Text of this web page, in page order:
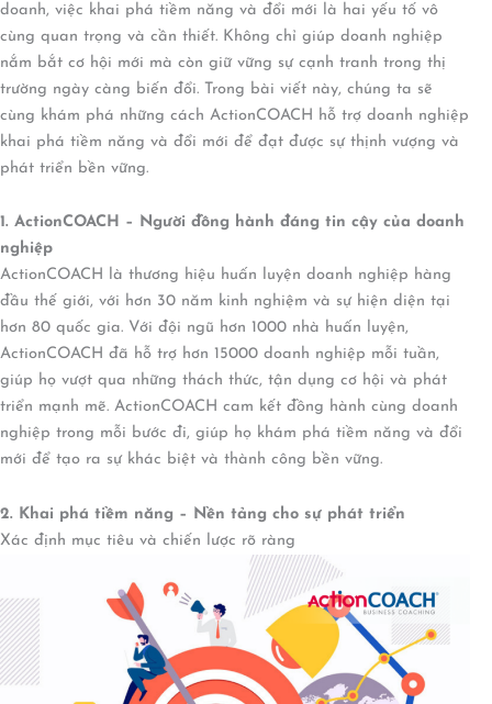
doanh, việc khai phá tiềm năng và đổi mới là hai yếu tố vô
cùng quan trọng và cần thiết. Không chỉ giúp doanh nghiệp
nắm bắt cơ hội mới mà còn giữ vững sự cạnh tranh trong thị
trường ngày càng biến đổi. Trong bài viết này, chúng ta sẽ
cùng khám phá những cách ActionCOACH hỗ trợ doanh nghiệp
khai phá tiềm năng và đổi mới để đạt được sự thịnh vượng và
phát triển bền vững.
1. ActionCOACH – Người đồng hành đáng tin cậy của doanh
nghiệp
ActionCOACH là thương hiệu huấn luyện doanh nghiệp hàng
đầu thế giới, với hơn 30 năm kinh nghiệm và sự hiện diện tại
hơn 80 quốc gia. Với đội ngũ hơn 1000 nhà huấn luyện,
ActionCOACH đã hỗ trợ hơn 15000 doanh nghiệp mỗi tuần,
giúp họ vượt qua những thách thức, tận dụng cơ hội và phát
triển mạnh mẽ. ActionCOACH cam kết đồng hành cùng doanh
nghiệp trong mỗi bước đi, giúp họ khám phá tiềm năng và đổi
mới để tạo ra sự khác biệt và thành công bền vững.
2. Khai phá tiềm năng – Nền tảng cho sự phát triển
Xác định mục tiêu và chiến lược rõ ràng